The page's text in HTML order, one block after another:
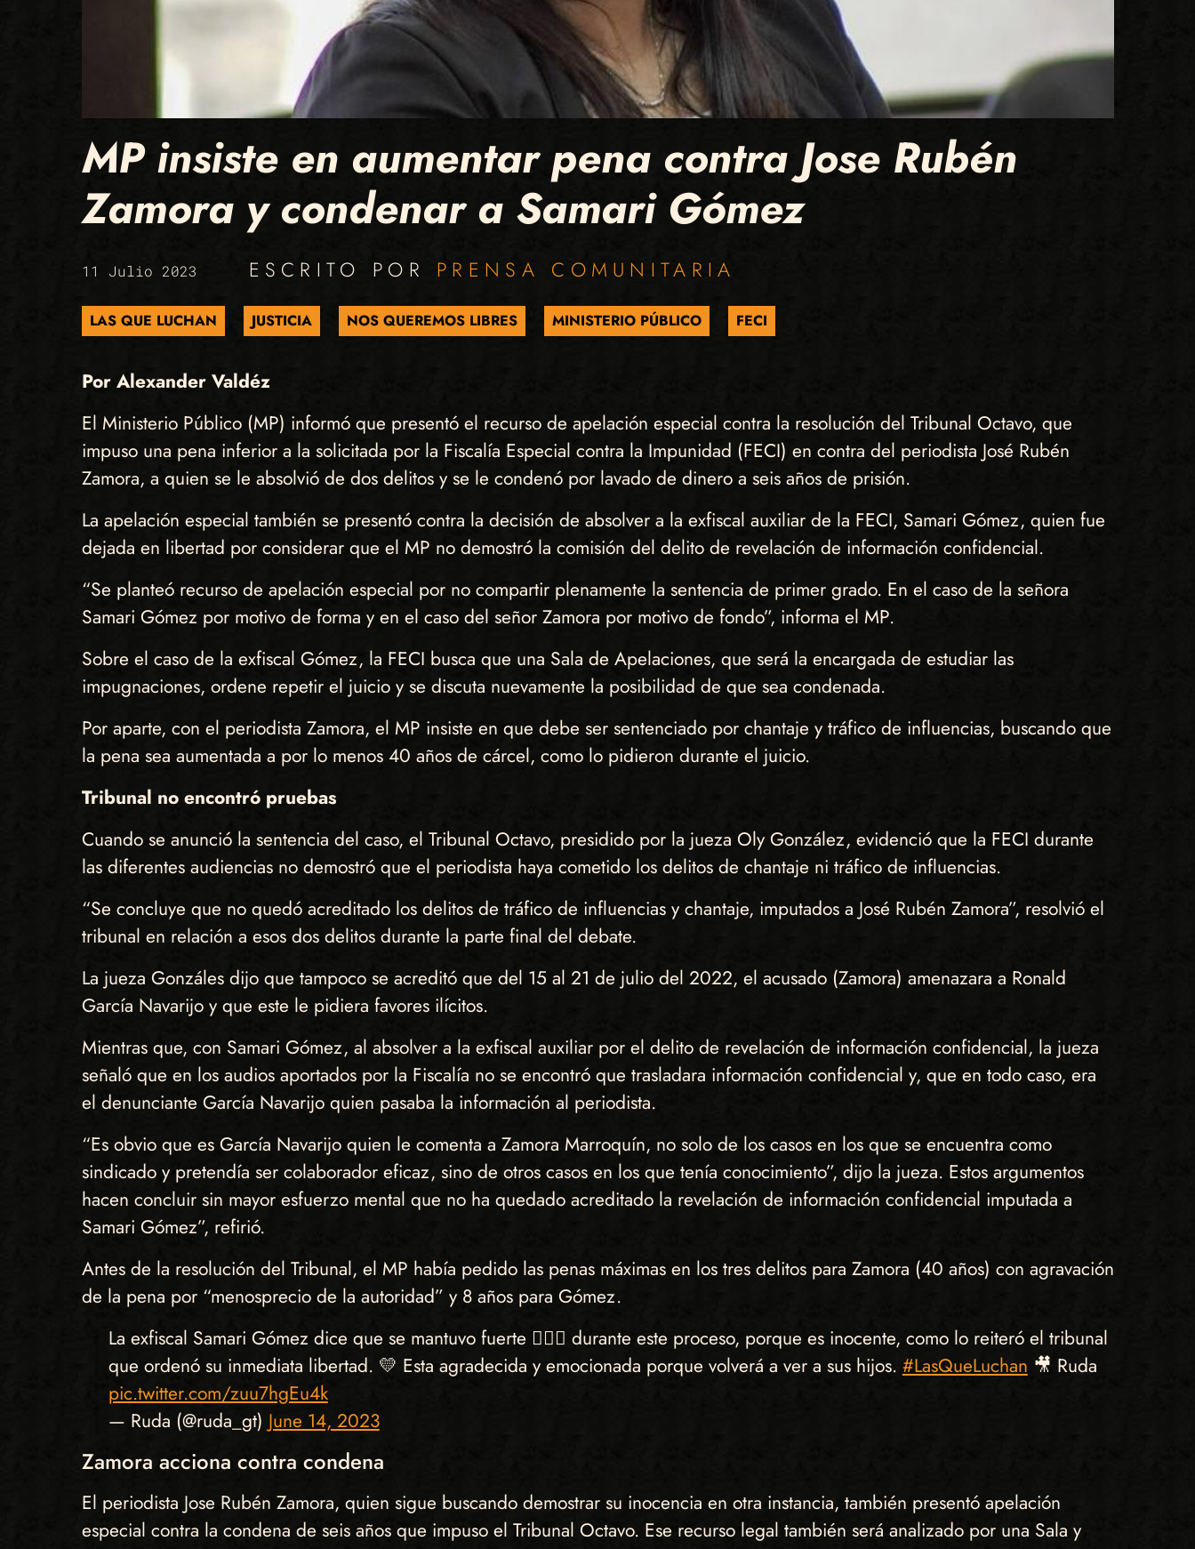
MP insiste en aumentar pena contra Jose Rubén
Zamora y condenar a Samari Gómez
11 Julio 2023 ESCRITO POR PRENSA COMUNITARIA
LAS QUE LUCHAN JUSTICIA NOS QUEREMOS LIBRES MINISTERIO PÚBLICO FECI
Por Alexander Valdéz
El Ministerio Público (MP) informó que presentó el recurso de apelación especial contra la resolución del Tribunal Octavo, que
impuso una pena inferior a la solicitada por la Fiscalía Especial contra la Impunidad (FECI) en contra del periodista José Rubén
Zamora, a quien se le absolvió de dos delitos y se le condenó por lavado de dinero a seis años de prisión.
La apelación especial también se presentó contra la decisión de absolver a la exfiscal auxiliar de la FECI, Samari Gómez, quien fue
dejada en libertad por considerar que el MP no demostró la comisión del delito de revelación de información confidencial.
“Se planteó recurso de apelación especial por no compartir plenamente la sentencia de primer grado. En el caso de la señora
Samari Gómez por motivo de forma y en el caso del señor Zamora por motivo de fondo”, informa el MP.
Sobre el caso de la exfiscal Gómez, la FECI busca que una Sala de Apelaciones, que será la encargada de estudiar las
impugnaciones, ordene repetir el juicio y se discuta nuevamente la posibilidad de que sea condenada.
Por aparte, con el periodista Zamora, el MP insiste en que debe ser sentenciado por chantaje y tráfico de influencias, buscando que
la pena sea aumentada a por lo menos 40 años de cárcel, como lo pidieron durante el juicio.
Tribunal no encontró pruebas
Cuando se anunció la sentencia del caso, el Tribunal Octavo, presidido por la jueza Oly González, evidenció que la FECI durante
las diferentes audiencias no demostró que el periodista haya cometido los delitos de chantaje ni tráfico de influencias.
“Se concluye que no quedó acreditado los delitos de tráfico de influencias y chantaje, imputados a José Rubén Zamora”, resolvió el
tribunal en relación a esos dos delitos durante la parte final del debate.
La jueza Gonzáles dijo que tampoco se acreditó que del 15 al 21 de julio del 2022, el acusado (Zamora) amenazara a Ronald
García Navarijo y que este le pidiera favores ilícitos.
Mientras que, con Samari Gómez, al absolver a la exfiscal auxiliar por el delito de revelación de información confidencial, la jueza
señaló que en los audios aportados por la Fiscalía no se encontró que trasladara información confidencial y, que en todo caso, era
el denunciante García Navarijo quien pasaba la información al periodista.
“Es obvio que es García Navarijo quien le comenta a Zamora Marroquín, no solo de los casos en los que se encuentra como
sindicado y pretendía ser colaborador eficaz, sino de otros casos en los que tenía conocimiento”, dijo la jueza. Estos argumentos
hacen concluir sin mayor esfuerzo mental que no ha quedado acreditado la revelación de información confidencial imputada a
Samari Gómez”, refirió.
Antes de la resolución del Tribunal, el MP había pedido las penas máximas en los tres delitos para Zamora (40 años) con agravación
de la pena por “menosprecio de la autoridad” y 8 años para Gómez.
La exfiscal Samari Gómez dice que se mantuvo fuerte ✊🏽🌸 durante este proceso, porque es inocente, como lo reiteró el tribunal
que ordenó su inmediata libertad. 💛 Esta agradecida y emocionada porque volverá a ver a sus hijos. #LasQueLuchan 🎥 Ruda
pic.twitter.com/zuu7hgEu4k
— Ruda (@ruda_gt) June 14, 2023
Zamora acciona contra condena
El periodista Jose Rubén Zamora, quien sigue buscando demostrar su inocencia en otra instancia, también presentó apelación
especial contra la condena de seis años que impuso el Tribunal Octavo. Ese recurso legal también será analizado por una Sala y